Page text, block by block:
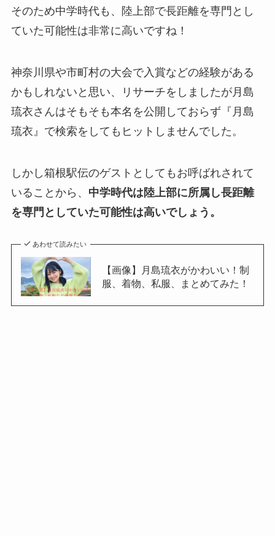
そのため中学時代も、陸上部で長距離を専門とし
ていた可能性は非常に高いですね！
神奈川県や市町村の大会で入賞などの経験がある
かもしれないと思い、リサーチをしましたが月島
琉衣さんはそもそも本名を公開しておらず『月島
琉衣』で検索をしてもヒットしませんでした。
しかし箱根駅伝のゲストとしてもお呼ばれされて
いることから、 中学時代は陸上部に所属し長距離
を専門としていた可能性は高いでしょう。
あわせて読みたい
【画像】月島琉衣がかわいい！制
服、着物、私服、まとめてみた！